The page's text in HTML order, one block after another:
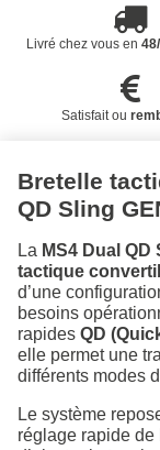
Livré chez vous en
Satisfait ou
Bretelle
QD Sling
La MS4 Dual QD
tactique
d’une
besoins
rapides QD
elle permet une
différents modes
Le système
réglage rapide de